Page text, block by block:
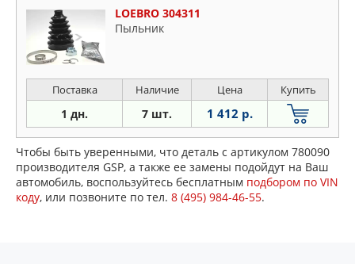
LOEBRO 304311
Пыльник
Поставка Наличие Цена Купить
1 дн. 7 шт. 1 412 р.
Чтобы быть уверенными, что деталь с артикулом 780090
производителя GSP, а также ее замены подойдут на Ваш
автомобиль, воспользуйтесь бесплатным подбором по VIN
коду, или позвоните по тел. 8 (495) 984-46-55.